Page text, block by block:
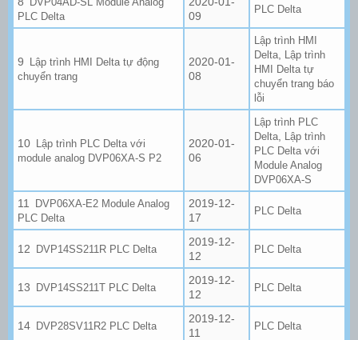
PLC Delta
09
PLC Delta
Lập trình HMI Delta tự động
chuyển trang
2020-01-
08
Lập trình HMI
Delta
Lập trình
HMI Delta tự
chuyển trang báo
lỗi
Lập trình PLC Delta với
module analog DVP06XA-S P2
2020-01-
06
Lập trình PLC
Delta
Lập trình
PLC Delta với
Module Analog
DVP06XA-S
DVP06XA-E2 Module Analog
PLC Delta
2019-12-
17
PLC Delta
DVP14SS211R PLC Delta
2019-12-
12
PLC Delta
DVP14SS211T PLC Delta
2019-12-
12
PLC Delta
DVP28SV11R2 PLC Delta
2019-12-
11
PLC Delta